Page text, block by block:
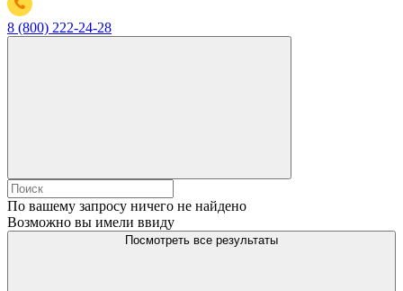
8 (800) 222-24-28
По вашему запросу ничего не найдено
Возможно вы имели ввиду
Посмотреть все результаты